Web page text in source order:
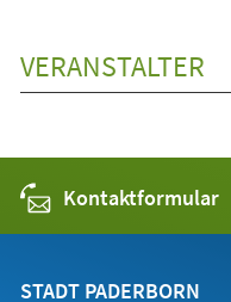
VERANSTALTER
Kontaktformular
STADT PADERBORN